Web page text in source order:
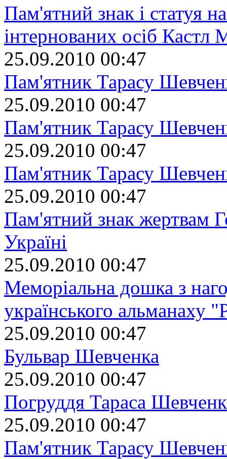
Пам'ятний знак і статуя
інтернованих осіб Кастл
25.09.2010 00:47
Пам'ятник Тарасу
25.09.2010 00:47
Пам'ятник Тарасу
25.09.2010 00:47
Пам'ятник Тарасу
25.09.2010 00:47
Пам'ятний знак жертвам
Україні
25.09.2010 00:47
Меморіальна дошка з
українського альманаху
25.09.2010 00:47
Бульвар Шевченка
25.09.2010 00:47
Погруддя Тараса
25.09.2010 00:47
Пам'ятник Тарасу